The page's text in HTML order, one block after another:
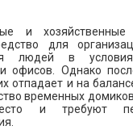
и
для
людей в
офисов. Однако
отпадает и на
временных
и требуют